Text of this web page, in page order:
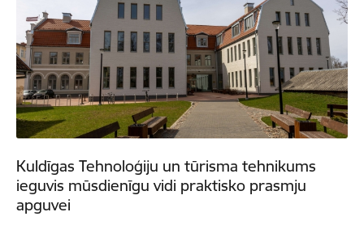
Kuldīgas Tehnoloģiju un tūrisma tehnikums
ieguvis mūsdienīgu vidi praktisko prasmju
apguvei